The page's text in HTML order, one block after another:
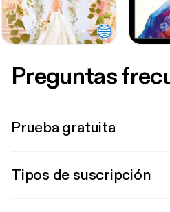
Preguntas
Prueba gratuita
Tipos de suscripción